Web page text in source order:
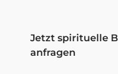
Jetzt spirituelle
anfragen